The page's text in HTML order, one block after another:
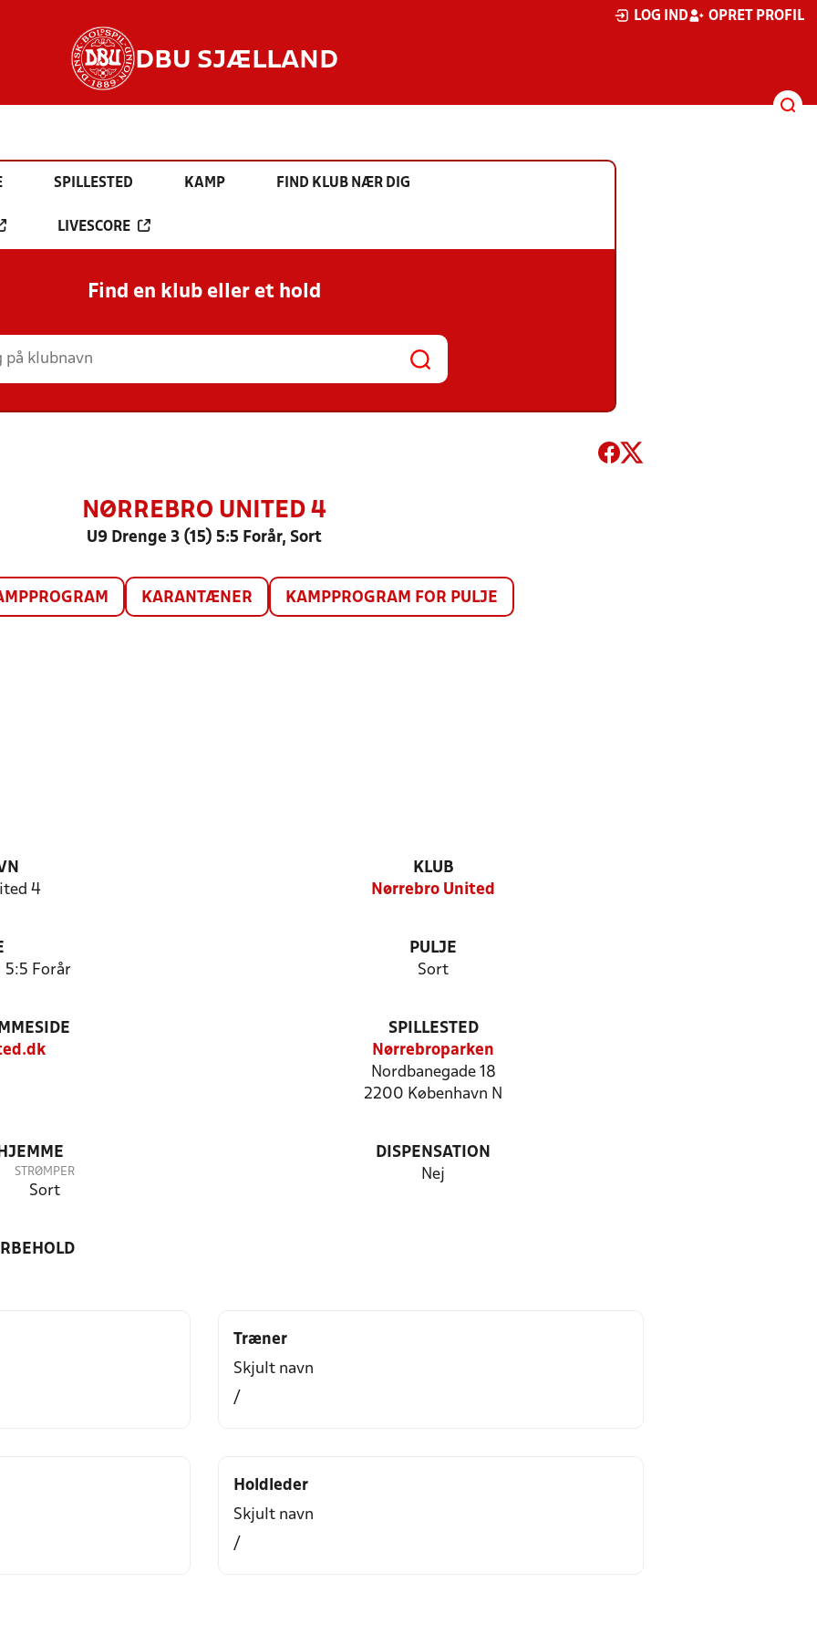
LOG IND OPRET PROFIL
DBU SJÆLLAND
SPILLESTED KAMP FIND KLUB NÆR DIG
LIVESCORE
Find en klub eller et hold
NØRREBRO UNITED 4
U9 Drenge 3 (15) 5:5 Forår, Sort
KARANTÆNER KAMPPROGRAM FOR PULJE
4
KLUB
Nørrebro United
5:5 Forår
PULJE
Sort
SPILLESTED
Nørrebroparken
Nordbanegade 18
2200 København N
STRØMPER
Sort
DISPENSATION
Nej
Træner
Skjult navn
/
Holdleder
Skjult navn
/